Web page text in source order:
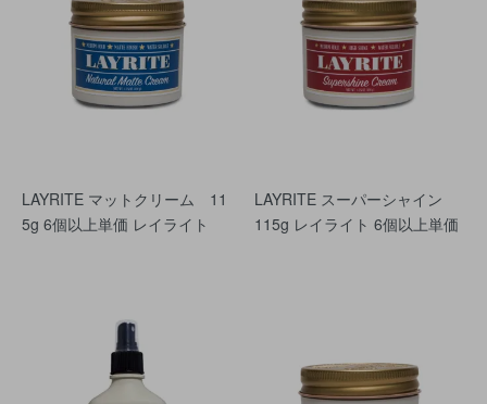
LAYRITE マットクリーム 11
5g 6個以上単価 レイライト
LAYRITE スーパーシャイン
115g レイライト 6個以上単価